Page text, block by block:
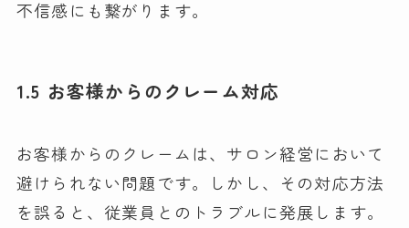
不信感にも繋がります。
1.5 お客様からのクレーム対応
お客様からのクレームは、サロン経営において
避けられない問題です。しかし、その対応方法
を誤ると、従業員とのトラブルに発展します。